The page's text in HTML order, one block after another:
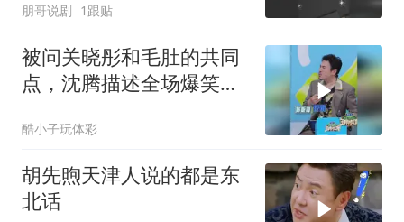
朋哥说剧 1跟贴
被问关晓彤和毛肚的共同
点，沈腾描述全场爆笑，
商差距
酷小子玩体彩
胡先煦天津人说的都是东
北话